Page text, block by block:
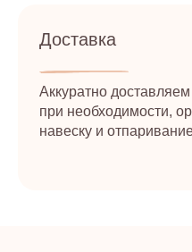
Доставка
Аккуратно доставляем
при необходимости,
навеску и